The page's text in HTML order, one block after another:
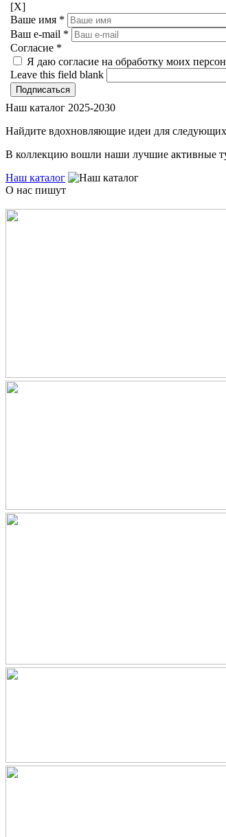
[X]
Ваше имя *
Ваш e-mail *
Согласие *
Я даю согласие на обработку моих
Leave this field blank
Наш каталог 2025-2030
Найдите вдохновляющие идеи для
В коллекцию вошли наши лучшие активные
Наш каталог
О нас пишут